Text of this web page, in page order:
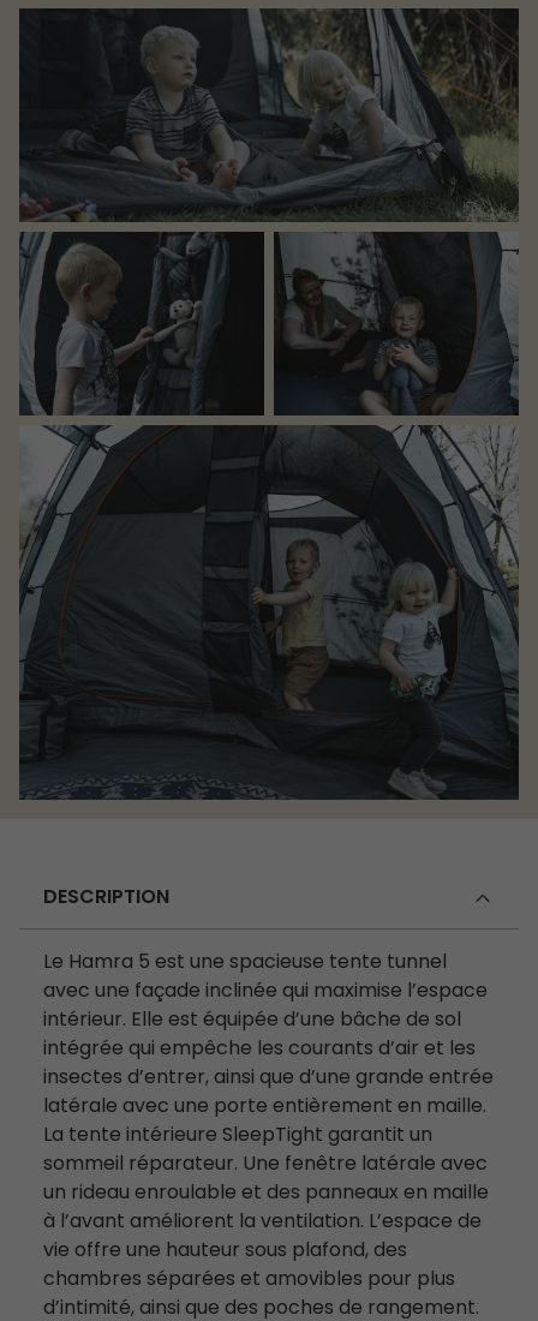
DESCRIPTION
Le Hamra 5 est une spacieuse tente tunnel
avec une façade inclinée qui maximise l’espace
intérieur. Elle est équipée d’une bâche de sol
intégrée qui empêche les courants d’air et les
insectes d’entrer, ainsi que d’une grande entrée
latérale avec une porte entièrement en maille.
La tente intérieure SleepTight garantit un
sommeil réparateur. Une fenêtre latérale avec
un rideau enroulable et des panneaux en maille
à l’avant améliorent la ventilation. L’espace de
vie offre une hauteur sous plafond, des
chambres séparées et amovibles pour plus
d’intimité, ainsi que des poches de rangement.